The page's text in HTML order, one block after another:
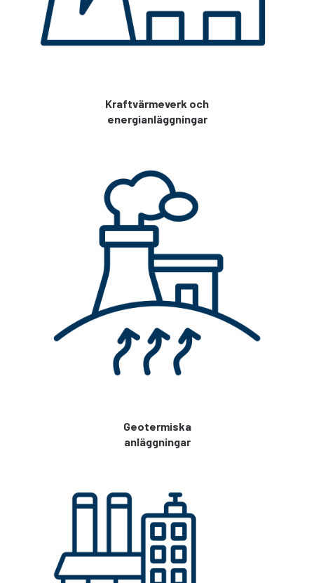
Kraftvärmeverk och
energianläggningar
Geotermiska
anläggningar